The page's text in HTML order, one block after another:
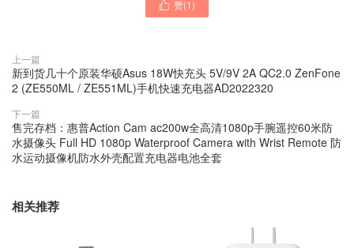
 赞(1)
上一篇
新到货几十个原装华硕Asus 18W快充头 5V/9V 2A QC2.0 ZenFone
2 (ZE550ML / ZE551ML)手机快速充电器AD2022320
下一篇
售完存档：惠普Action Cam ac200w全高清1080p手腕遥控60米防
水摄像头 Full HD 1080p Waterproof Camera with Wrist Remote 防
水运动摄像机防水外壳配置充电器电池全套
相关推荐